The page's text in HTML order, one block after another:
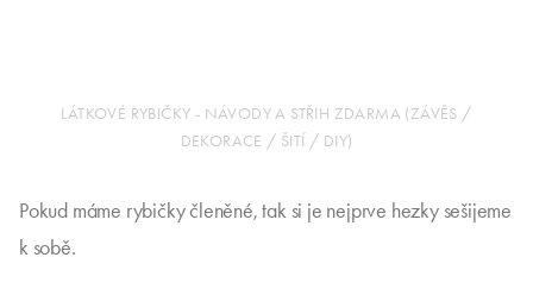
LÁTKOVÉ RYBIČKY - NÁVODY A STŘIH ZDARMA (ZÁVĚS /
DEKORACE / ŠITÍ / DIY)
Pokud máme rybičky členěné, tak si je nejprve hezky sešijeme
k sobě.